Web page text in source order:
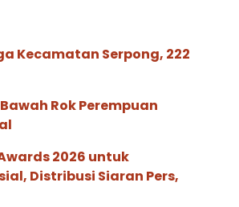
Kecamatan Serpong, 222
Rok Perempuan
2026 untuk
Distribusi Siaran Pers,